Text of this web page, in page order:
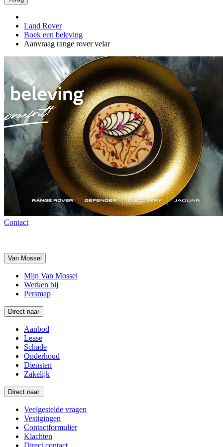
Land Rover
Boek een beleving
Aanvraag range rover velar
Contact
Van Mossel
Mijn Van Mossel
Werken bij
Persmap
Direct naar
Aanbod
Lease
Schade
Onderhoud
Diensten
Zakelijk
Direct naar
Veelgestelde vragen
Vestigingen
Contactformulier
Klachten
Direct contact